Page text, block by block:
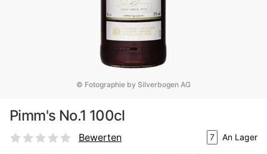
© Fotographie by Silverbogen AG
Pimm's No.1 100cl
Bewerten 7 An Lager